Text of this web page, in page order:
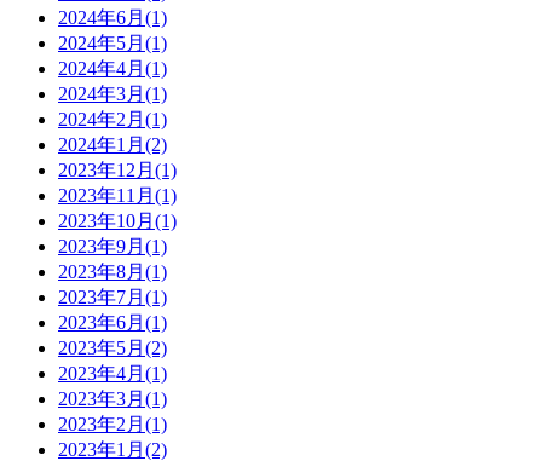
2024年6月(1)
2024年5月(1)
2024年4月(1)
2024年3月(1)
2024年2月(1)
2024年1月(2)
2023年12月(1)
2023年11月(1)
2023年10月(1)
2023年9月(1)
2023年8月(1)
2023年7月(1)
2023年6月(1)
2023年5月(2)
2023年4月(1)
2023年3月(1)
2023年2月(1)
2023年1月(2)